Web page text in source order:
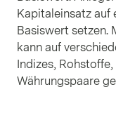
Kapitaleinsatz auf
Basiswert setzen.
kann auf
Indizes,
Währungspaare